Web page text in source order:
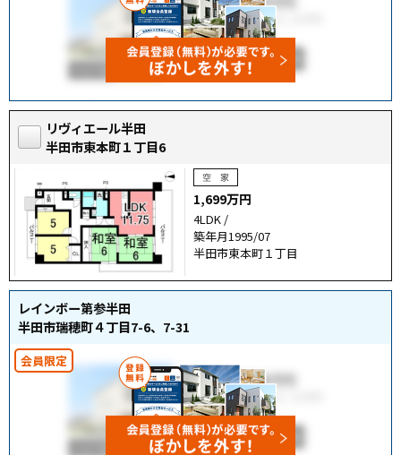
リヴィエール半田
半田市東本町１丁目6
1,699万円
4LDK /
築年月1995/07
半田市東本町１丁目
レインボー第参半田
半田市瑞穂町４丁目7-6、7-31